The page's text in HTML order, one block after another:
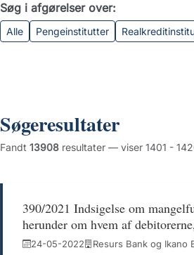
Søg i afgørelser over:
Alle Pengeinstitutter
Søgeresultater
Fandt 13908resultater — viser 1401 -
390/2021 Indsigelse om
herunder om hvem af
24-05-2022 Resurs Bank og Ikano